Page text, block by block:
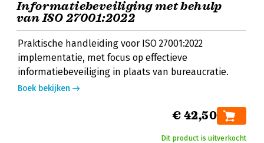
Informatiebeveiliging met behulp
van ISO 27001:2022
Praktische handleiding voor ISO 27001:2022
implementatie, met focus op effectieve
informatiebeveiliging in plaats van bureaucratie.
Boek bekijken
€ 42,50
Dit product is uitverkocht